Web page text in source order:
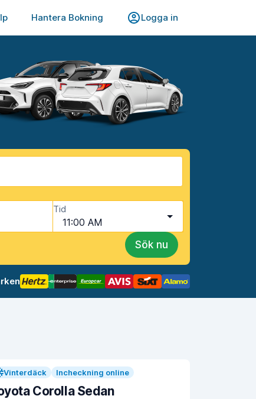
Hantera Bokning Logga in
Tid
11:00 AM
Sök nu
Vinterdäck Incheckning online
Corolla Sedan